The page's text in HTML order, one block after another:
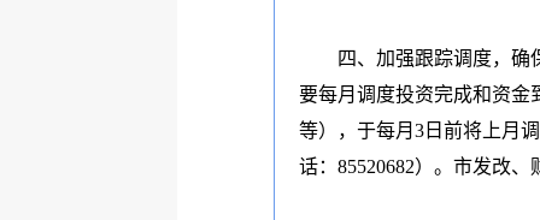
四、加强跟踪调度，确
要每月调度投资完成和资金
等），于每月 3日前将上月
话： 85520682）。市发改、